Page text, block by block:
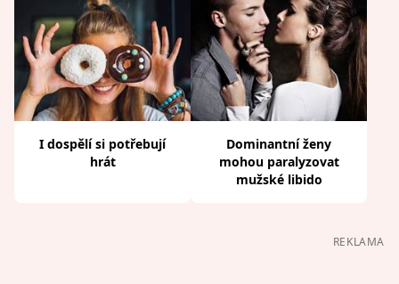
I dospělí si potřebují
hrát
Dominantní ženy
mohou paralyzovat
mužské libido
REKLAMA